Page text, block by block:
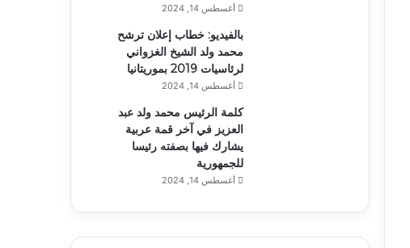
أغسطس 14, 2024
بالفيديو: خطاب إعلان ترشح
محمد ولد الشيخ الغزواني
لرئاسيات 2019 بموريتانيا
أغسطس 14, 2024
كلمة الرئيس محمد ولد عبد
العزيز في آخر قمة عربية
يشارك فيها بصفته رئيسا
للجمهورية
أغسطس 14, 2024